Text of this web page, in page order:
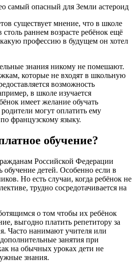
самый опасный для Земли астероид
существует мнение, что в школе
раннем возрасте ребёнок ещё
профессию в будущем он хотел
знания никому не помешают.
которые не входят в школьную
возможность
в школе изучается
имеет желание обучать
могут оплатить ему
французскому языку.
обучение?
Российской Федерации
обучение детей. Особенно если в
Но есть случаи, когда ребёнок не
трудно сосредотачивается на
о том чтобы их ребёнок
выгодно платить репетитору за
Часто нанимают учителя или
занятия при
на обычных уроках дети не
знания.